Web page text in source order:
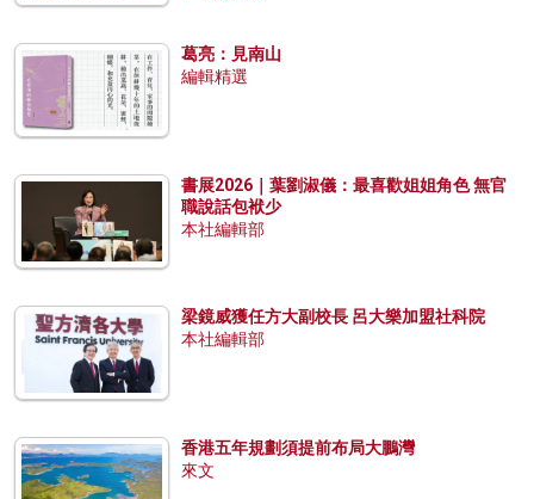
葛亮：見南山
編輯精選
書展2026｜葉劉淑儀：最喜歡姐姐角色 無官
職說話包袱少
本社編輯部
梁鏡威獲任方大副校長 呂大樂加盟社科院
本社編輯部
香港五年規劃須提前布局大鵬灣
來文